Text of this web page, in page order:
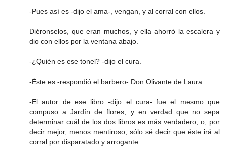
-Pues así es -dijo el ama-, vengan, y al corral con ellos.
Diéronselos, que eran muchos, y ella ahorró la escalera y
dio con ellos por la ventana abajo.
-¿Quién es ese tonel? -dijo el cura.
-Éste es -respondió el barbero- Don Olivante de Laura.
-El autor de ese libro -dijo el cura- fue el mesmo que
compuso a Jardín de flores; y en verdad que no sepa
determinar cuál de los dos libros es más verdadero, o, por
decir mejor, menos mentiroso; sólo sé decir que éste irá al
corral por disparatado y arrogante.